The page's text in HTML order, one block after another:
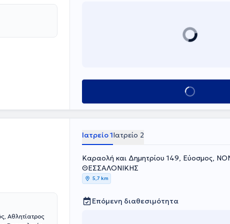
της άκρας
Κλείσε ραντεβού
Αθλητίατρος
Ιατρείο 1Ιατρείο 2
Καραολή και Δημητρίου 149, Εύοσμος,
ΘΕΣΣΑΛΟΝΙΚΗΣ
5,7 km
Επόμενη διαθεσιμότητα